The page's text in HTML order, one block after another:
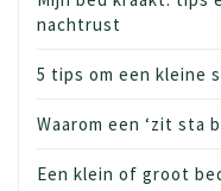
nachtrust
5 tips om een kleine
Waarom een ‘zit sta
Een klein of groot